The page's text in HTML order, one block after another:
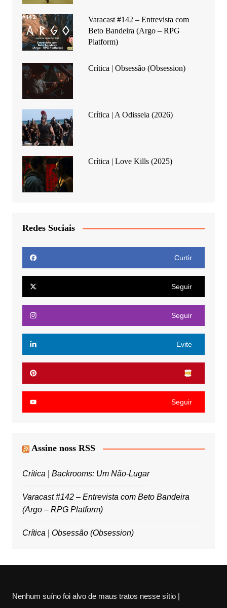
Varacast #142 – Entrevista com
Beto Bandeira (Argo – RPG
Platform)
Crítica | Obsessão (Obsession)
Crítica | A Odisseia (2026)
Crítica | Love Kills (2025)
Redes Sociais
Curtir
Seguir
Seguir
Evite
Seguir
Assine noss RSS
Crítica | Backrooms: Um Não-Lugar
Varacast #142 – Entrevista com Beto Bandeira
(Argo – RPG Platform)
Crítica | Obsessão (Obsession)
Nenhum suíno foi alvo de maus tratos nesse sítio |